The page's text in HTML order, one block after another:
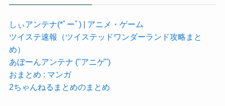
しぃアンテナ(*ﾟーﾟ) | アニメ・ゲーム
ツイステ速報（ツイステッドワンダーランド攻略まと
め）
あぼーんアンテナ ("アニゲ")
おまとめ : マンガ
2ちゃんねるまとめのまとめ